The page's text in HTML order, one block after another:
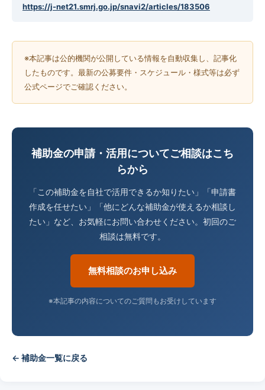
https://j-net21.smrj.go.jp/snavi2/articles/183506
※本記事は公的機関が公開している情報を自動収集し、記事化
したものです。最新の公募要件・スケジュール・様式等は必ず
公式ページでご確認ください。
補助金の申請・活用についてご相談はこち
らから
「この補助金を自社で活用できるか知りたい」「申請書
作成を任せたい」「他にどんな補助金が使えるか相談し
たい」など、お気軽にお問い合わせください。初回のご
相談は無料です。
無料相談のお申し込み
※本記事の内容についてのご質問もお受けしています
← 補助金一覧に戻る